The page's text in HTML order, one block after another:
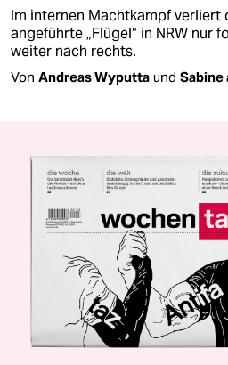
Im internen Machtkampf verliert
angeführte „Flügel“ in NRW nur
weiter nach rechts.
Von Andreas Wyputta und Sabine